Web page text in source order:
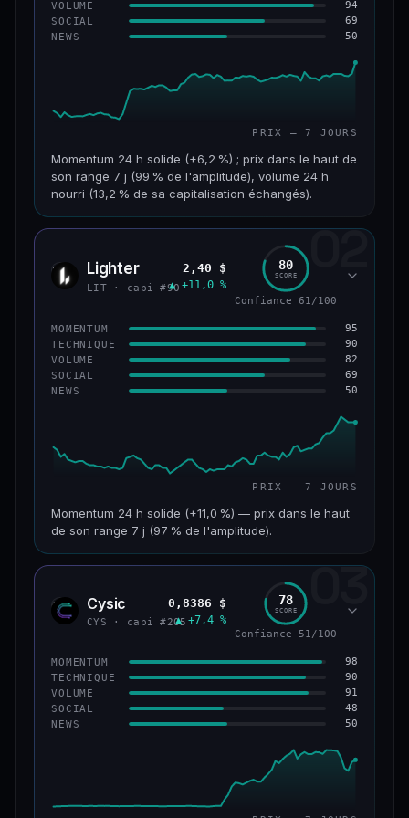
VOLUME 94
SOCIAL 69
NEWS 50
PRIX — 7 JOURS
Momentum 24 h solide (+6,2 %) ; prix dans le haut de
son range 7 j (99 % de l'amplitude), volume 24 h
nourri (13,2 % de sa capitalisation échangés).
CAP. MARCHÉ VOLUME 24 H
VAR. 7 J VAR. 30 J
+32,8 %
VS ATH
−93,6 %
CONFIANCE 64/100
02
LIT Lighter
LIT · capi #90
2,40 $
▲ +11,0 %
80
SCORE
Confiance 61/100
MOMENTUM 95
TECHNIQUE 90
VOLUME 82
SOCIAL 69
NEWS 50
PRIX — 7 JOURS
Momentum 24 h solide (+11,0 %) — prix dans le haut
de son range 7 j (97 % de l'amplitude).
CAP. MARCHÉ VOLUME 24 H
VAR. 7 J VAR. 30 J
+2,1 %
VS ATH
−69,5 % #90
CONFIANCE 61/100
03
CYS Cysic
CYS · capi #205
0,8386 $
▲ +7,4 %
78
SCORE
Confiance 51/100
MOMENTUM 98
TECHNIQUE 90
VOLUME 91
SOCIAL 48
NEWS 50